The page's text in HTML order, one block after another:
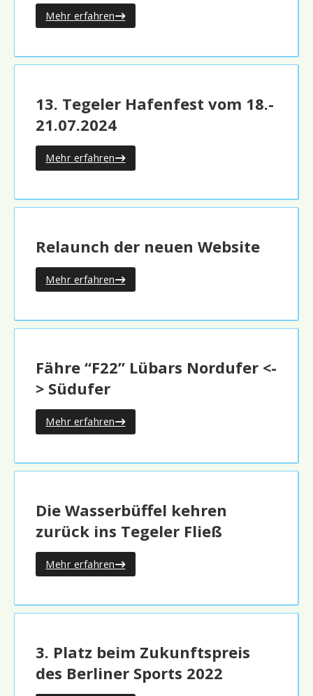
Mehr erfahren
13. Tegeler Hafenfest vom 18.-
21.07.2024
Mehr erfahren
Relaunch der neuen Website
Mehr erfahren
Fähre “F22” Lübars Nordufer <-
> Südufer
Mehr erfahren
Die Wasserbüffel kehren
zurück ins Tegeler Fließ
Mehr erfahren
3. Platz beim Zukunftspreis
des Berliner Sports 2022